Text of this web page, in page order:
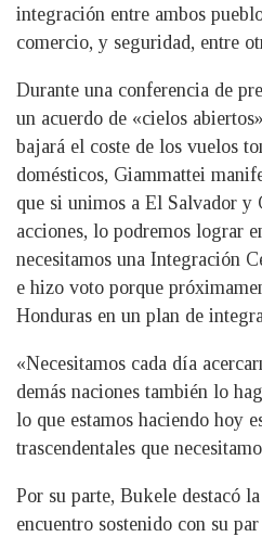
integración entre ambos
comercio, y seguridad, entre
Durante una conferencia de
un acuerdo de «cielos
bajará el coste de los vuelos
domésticos, Giammattei
que si unimos a El Salvador y
acciones, lo podremos lograr
necesitamos una Integración
e hizo voto porque
Honduras en un plan de
«Necesitamos cada día
demás naciones también lo
lo que estamos haciendo hoy
trascendentales que
Por su parte, Bukele destacó
encuentro sostenido con su